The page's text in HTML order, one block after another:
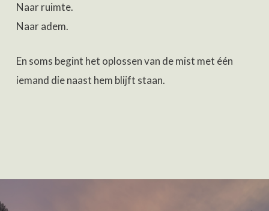
Naar ruimte.
Naar adem.
En soms begint het oplossen van de mist met één
iemand die naast hem blijft staan.